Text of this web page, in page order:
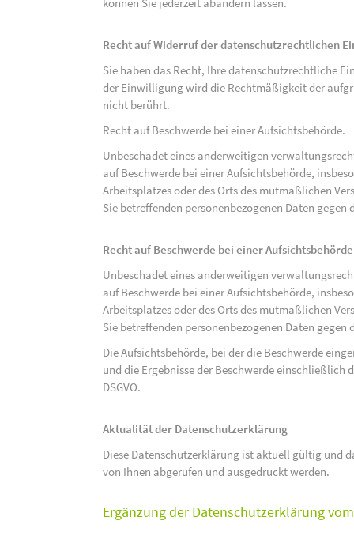
Recht auf Widerruf der datenschutzrechtlichen
Sie haben das Recht, Ihre datenschutzrechtliche
der Einwilligung wird die Rechtmäßigkeit der
nicht berührt.
Recht auf Beschwerde bei einer Aufsichtsbehörde.
Unbeschadet eines anderweitigen
auf Beschwerde bei einer Aufsichtsbehörde,
Arbeitsplatzes oder des Orts des mutmaßlichen
Sie betreffenden personenbezogenen Daten gegen
Recht auf Beschwerde bei einer Aufsichtsbehörde
Unbeschadet eines anderweitigen
auf Beschwerde bei einer Aufsichtsbehörde,
Arbeitsplatzes oder des Orts des mutmaßlichen
Sie betreffenden personenbezogenen Daten gegen
Die Aufsichtsbehörde, bei der die Beschwerde
und die Ergebnisse der Beschwerde
DSGVO.
Aktualität der Datenschutzerklärung
Diese Datenschutzerklärung ist aktuell gültig und
von Ihnen abgerufen und ausgedruckt werden.
Ergänzung der Datenschutzerklärung